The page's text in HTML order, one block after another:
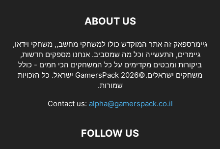
ABOUT US
גיימרספאק זה אתר המוקדש כולו למשחקי מחשב,, משחקי וידאו,
גיימרים, התעשייה וכל מה שמסביב. אנחנו מספקים חדשות,
ביקורות ומבטים מקדימים על כל המשחקים הכי חמים - כולל
משחקים ישראלים.©2026 GamersPack ישראל. כל הזכויות
שמורות.
Contact us: alpha@gamerspack.co.il
FOLLOW US